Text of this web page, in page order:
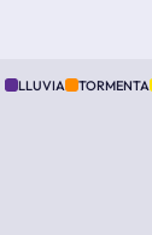
LLUVIA TORMENTA